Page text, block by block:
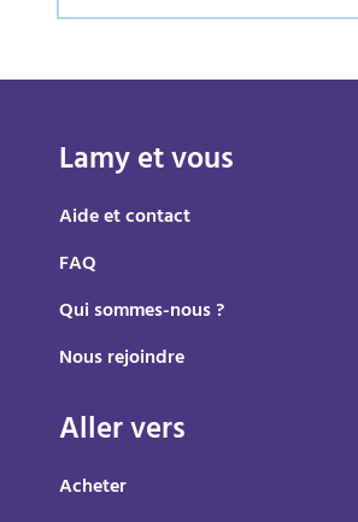
Lamy et vous
Aide et contact
FAQ
Qui sommes-nous ?
Nous rejoindre
Aller vers
Acheter